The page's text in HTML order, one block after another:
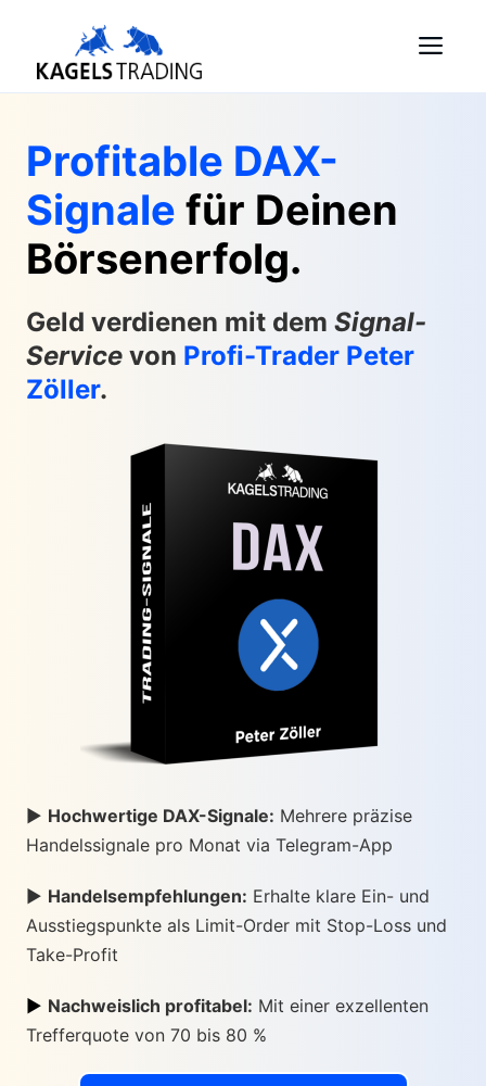
content
Profitable DAX-
Signale für Deinen
Börsenerfolg.
Geld verdienen mit dem Signal-
Service von Profi-Trader Peter
Zöller.
► Hochwertige DAX-Signale: Mehrere präzise
Handelssignale pro Monat via Telegram-App
► Handelsempfehlungen: Erhalte klare Ein- und
Ausstiegspunkte als Limit-Order mit Stop-Loss und
Take-Profit
► Nachweislich profitabel: Mit einer exzellenten
Trefferquote von 70 bis 80 %